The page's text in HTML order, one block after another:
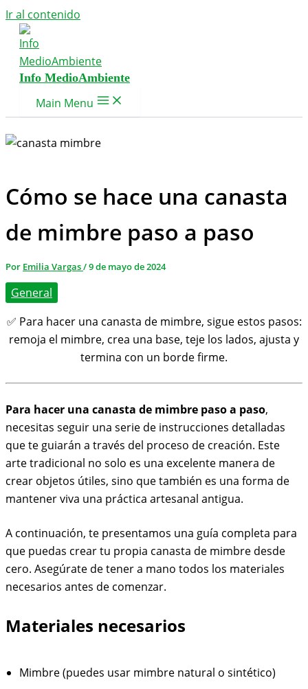
Ir al contenido
Info MedioAmbiente
Main Menu
Cómo se hace una canasta
de mimbre paso a paso
Por Emilia Vargas/9 de mayo de 2024
General
✅ Para hacer una canasta de mimbre, sigue estos pasos:
remoja el mimbre, crea una base, teje los lados, ajusta y
termina con un borde firme.
Para hacer una canasta de mimbre paso a paso,
necesitas seguir una serie de instrucciones detalladas
que te guiarán a través del proceso de creación. Este
arte tradicional no solo es una excelente manera de
crear objetos útiles, sino que también es una forma de
mantener viva una práctica artesanal antigua.
A continuación, te presentamos una guía completa para
que puedas crear tu propia canasta de mimbre desde
cero. Asegúrate de tener a mano todos los materiales
necesarios antes de comenzar.
Materiales necesarios
Mimbre (puedes usar mimbre natural o sintético)